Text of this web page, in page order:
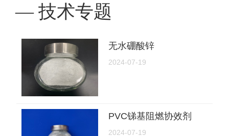
— 技术专题
无水硼酸锌
2024-07-19
PVC锑基阻燃协效剂
2024-07-19